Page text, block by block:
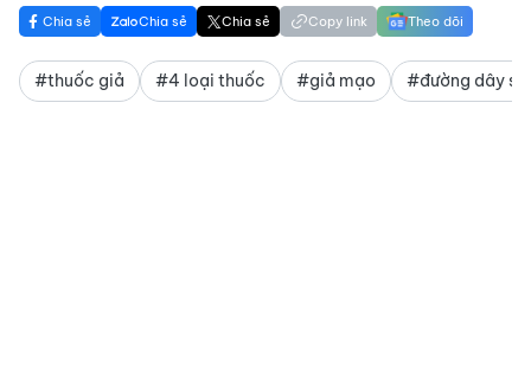
Chia sẻ Chia sẻ Chia sẻ Copy link Theo dõi
#thuốc giả #4 loại thuốc #giả mạo #đường dây